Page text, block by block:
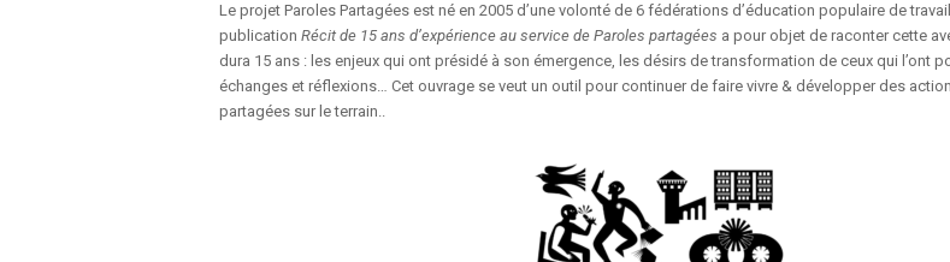
Le projet Paroles Partagées est né en 2005 d’une volonté de 6 fédérations d’éducation populaire de
publication Récit de 15 ans d’expérience au service de Paroles partagées a pour objet de raconter cette
dura 15 ans : les enjeux qui ont présidé à son émergence, les désirs de transformation de ceux qui l’ont
échanges et réflexions… Cet ouvrage se veut un outil pour continuer de faire vivre & développer des
partagées sur le terrain..